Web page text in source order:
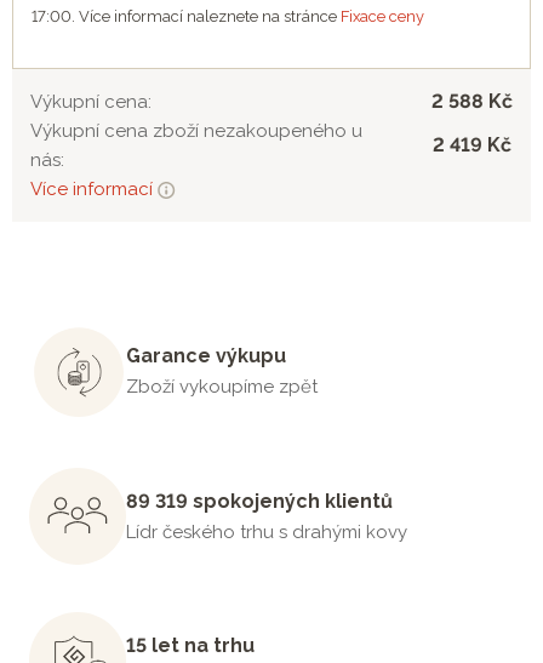
17:00. Více informací naleznete na stránce Fixace ceny
Výkupní cena: 2 588 Kč
Výkupní cena zboží nezakoupeného u
nás:
2 419 Kč
Více informací
Garance výkupu
Zboží vykoupíme zpět
89 319 spokojených klientů
Lídr českého trhu s drahými kovy
15 let na trhu